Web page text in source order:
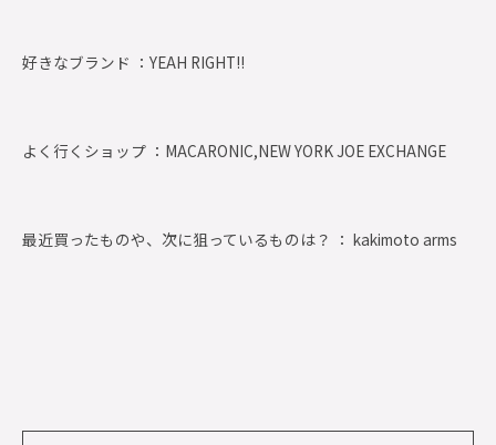
好きなブランド ： YEAH RIGHT!!
よく行くショップ ： MACARONIC,NEW YORK JOE EXCHANGE
最近買ったものや、次に狙っているものは？ ： kakimoto arms